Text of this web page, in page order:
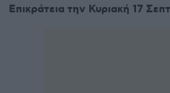
Επικράτεια την Κυριακή 17